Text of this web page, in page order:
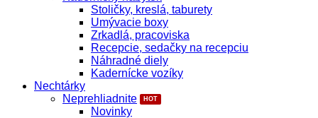
Stoličky, kreslá, taburety
Umývacie boxy
Zrkadlá, pracoviska
Recepcie, sedačky na recepciu
Náhradné diely
Kadernícke vozíky
Nechtárky
Neprehliadnite
Novinky